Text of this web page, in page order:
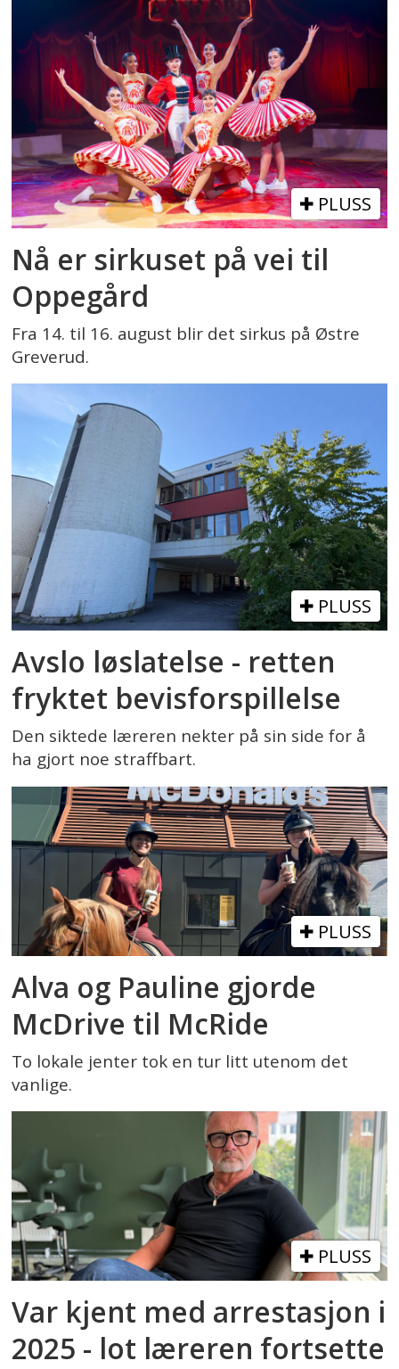
PLUSS
Nå er sirkuset på vei til
Oppegård
Fra 14. til 16. august blir det sirkus på Østre
Greverud.
PLUSS
Avslo løslatelse - retten
fryktet bevisforspillelse
Den siktede læreren nekter på sin side for å
ha gjort noe straffbart.
PLUSS
Alva og Pauline gjorde
McDrive til McRide
To lokale jenter tok en tur litt utenom det
vanlige.
PLUSS
Var kjent med arrestasjon i
2025 - lot læreren fortsette